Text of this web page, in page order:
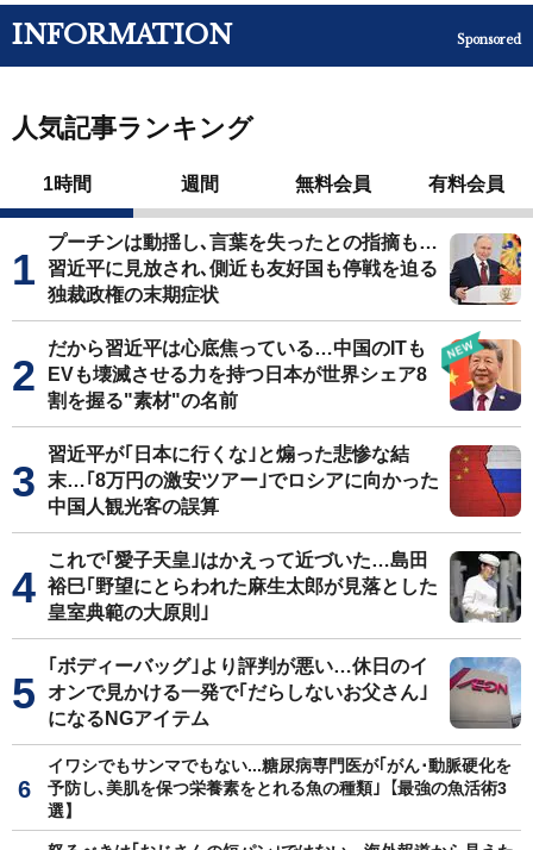
INFORMATION Sponsored
人気記事ランキング
1時間 週間 無料会員 有料会員
プーチンは動揺し､言葉を失ったとの指摘も…
習近平に見放され､側近も友好国も停戦を迫る
独裁政権の末期症状
だから習近平は心底焦っている…中国のITも
EVも壊滅させる力を持つ日本が世界シェア8
割を握る"素材"の名前
習近平が｢日本に行くな｣と煽った悲惨な結
末…｢8万円の激安ツアー｣でロシアに向かった
中国人観光客の誤算
これで｢愛子天皇｣はかえって近づいた…島田
裕巳｢野望にとらわれた麻生太郎が見落とした
皇室典範の大原則｣
｢ボディーバッグ｣より評判が悪い…休日のイ
オンで見かける一発で｢だらしないお父さん｣
になるNGアイテム
イワシでもサンマでもない...糖尿病専門医が｢がん･動脈硬化を
予防し､美肌を保つ栄養素をとれる魚の種類｣【最強の魚活術3
選】